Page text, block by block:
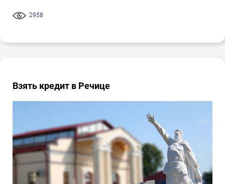
2958
Взять кредит в Речице